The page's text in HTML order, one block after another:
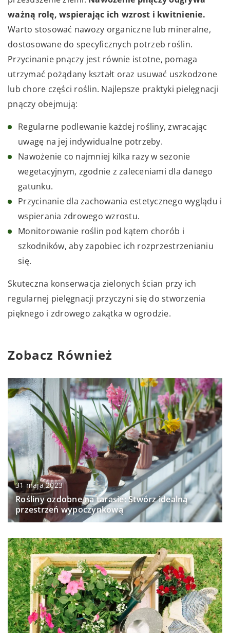
ważną rolę, wspierając ich wzrost i kwitnienie.
Warto stosować nawozy organiczne lub mineralne,
dostosowane do specyficznych potrzeb roślin.
Przycinanie pnączy jest równie istotne, pomaga
utrzymać pożądany kształt oraz usuwać uszkodzone
lub chore części roślin. Najlepsze praktyki pielęgnacji
pnączy obejmują:
Regularne podlewanie każdej rośliny, zwracając
uwagę na jej indywidualne potrzeby.
Nawożenie co najmniej kilka razy w sezonie
wegetacyjnym, zgodnie z zaleceniami dla danego
gatunku.
Przycinanie dla zachowania estetycznego wyglądu i
wspierania zdrowego wzrostu.
Monitorowanie roślin pod kątem chorób i
szkodników, aby zapobiec ich rozprzestrzenianiu
się.
Skuteczna konserwacja zielonych ścian przy ich
regularnej pielęgnacji przyczyni się do stworzenia
pięknego i zdrowego zakątka w ogrodzie.
Zobacz Również
31 maja 2023
Rośliny ozdobne na tarasie: Stwórz idealną
przestrzeń wypoczynkową